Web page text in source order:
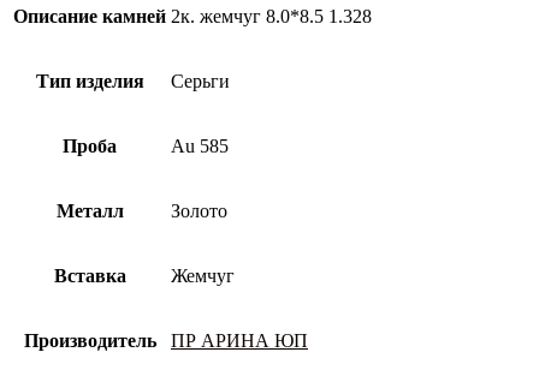
Описание камней 2к. жемчуг 8.0*8.5 1.328
Тип изделия Серьги
Проба Au 585
Металл Золото
Вставка Жемчуг
Производитель ПР АРИНА ЮП